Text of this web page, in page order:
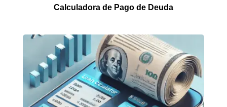
Calculadora de Pago de Deuda